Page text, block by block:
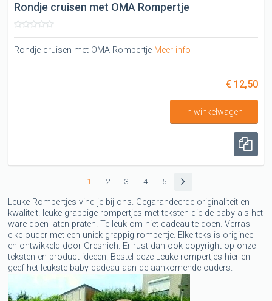
Rondje cruisen met OMA Rompertje
Rondje cruisen met OMA Rompertje Meer info
€ 12,50
In winkelwagen
1 2 3 4 5
Leuke Rompertjes vind je bij ons. Gegarandeerde originaliteit en
kwaliteit. leuke grappige rompertjes met teksten die de baby als het
ware doen laten praten. Te leuk om niet cadeau te doen. Verras
elke ouder met een uniek grappig rompertje. Elke teks is origineel
en ontwikkeld door Gresnich. Er rust dan ook copyright op onze
teksten en product ideeen. Bestel deze Leuke rompertjes hier en
geef het leukste baby cadeau aan de aankomende ouders.